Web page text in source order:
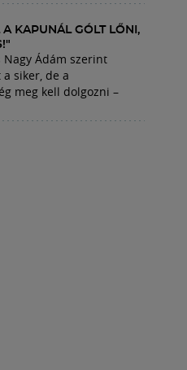
KAPUNÁL GÓLT LŐNI,
Ádám szerint
siker, de a
meg kell dolgozni –